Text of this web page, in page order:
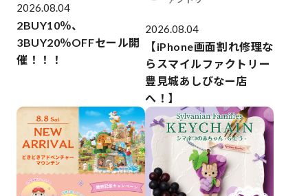
2026.08.04
2BUY10％、
3BUY20％OFFセール開
催！！！
2026.08.04
【iPhone画面割れ修理な
らスマイルファクトリー
豊見城あしびなー店
へ！】